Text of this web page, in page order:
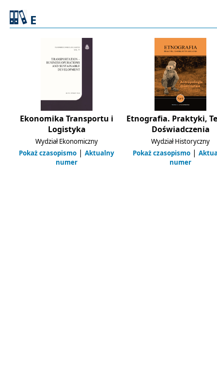
E
Ekonomika Transportu i
Logistyka
Wydział Ekonomiczny
Pokaż czasopismo | Aktualny
numer
Etnografia. Praktyki,
Doświadczenia
Wydział Historyczny
Pokaż czasopismo |
numer